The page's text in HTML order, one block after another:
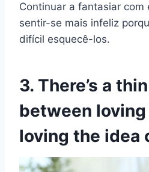
Continuar a fantasiar com
sentir-se mais infeliz
difícil esquecê-los.
3. There’s a
between
loving the idea